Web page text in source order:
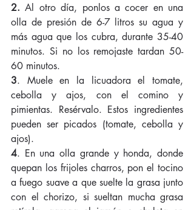
2. Al otro día, ponlos a cocer en una
olla de presión de 6-7 litros su agua y
más agua que los cubra, durante 35-40
minutos. Si no los remojaste tardan 50-
60 minutos.
3. Muele en la licuadora el tomate,
cebolla y ajos, con el comino y
pimientas. Resérvalo. Estos ingredientes
pueden ser picados (tomate, cebolla y
ajos).
4. En una olla grande y honda, donde
quepan los frijoles charros, pon el tocino
a fuego suave a que suelte la grasa junto
con el chorizo, si sueltan mucha grasa